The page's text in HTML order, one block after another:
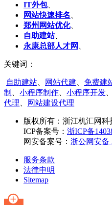
IT外包、
网站快速排名 、
郑州网站优化、
自助建站、
永康总部人才网 、
关键词：
自助建站 网站代建 免费建
制
小程序制作 小程序开发
代理
网站建设代理
版权所有： 浙江机汇网科
ICP备案号： 浙ICP备
网安备案号： 浙公网安备
服务条款
法律申明
Sitemap